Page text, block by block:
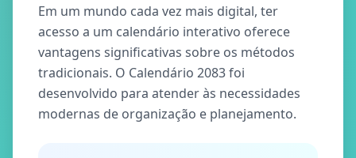
Em um mundo cada vez mais digital, ter
acesso a um calendário interativo oferece
vantagens significativas sobre os métodos
tradicionais. O Calendário 2083 foi
desenvolvido para atender às necessidades
modernas de organização e planejamento.